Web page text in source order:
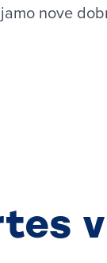
nove